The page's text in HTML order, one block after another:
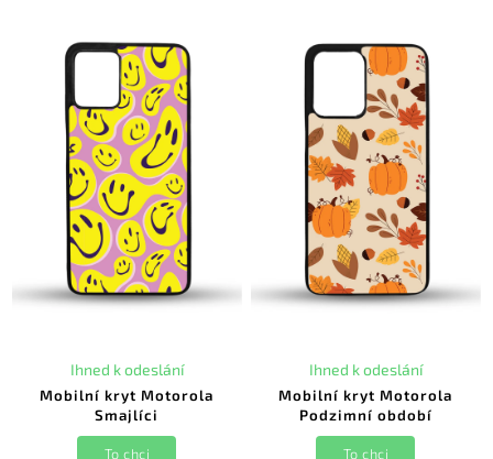
Mobilní kryt Motorola
Smajlíci
Ihned k odeslání
To chci
Mobilní kryt Motorola
Podzimní období
Ihned k odeslání
To chci